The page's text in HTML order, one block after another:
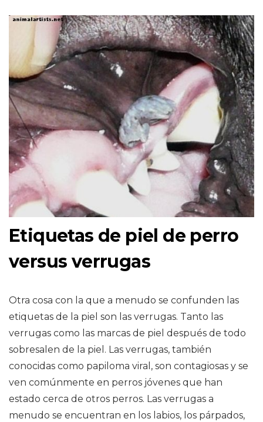
Etiquetas de piel de perro
versus verrugas
Otra cosa con la que a menudo se confunden las
etiquetas de la piel son las verrugas. Tanto las
verrugas como las marcas de piel después de todo
sobresalen de la piel. Las verrugas, también
conocidas como papiloma viral, son contagiosas y se
ven comúnmente en perros jóvenes que han
estado cerca de otros perros. Las verrugas a
menudo se encuentran en los labios, los párpados,